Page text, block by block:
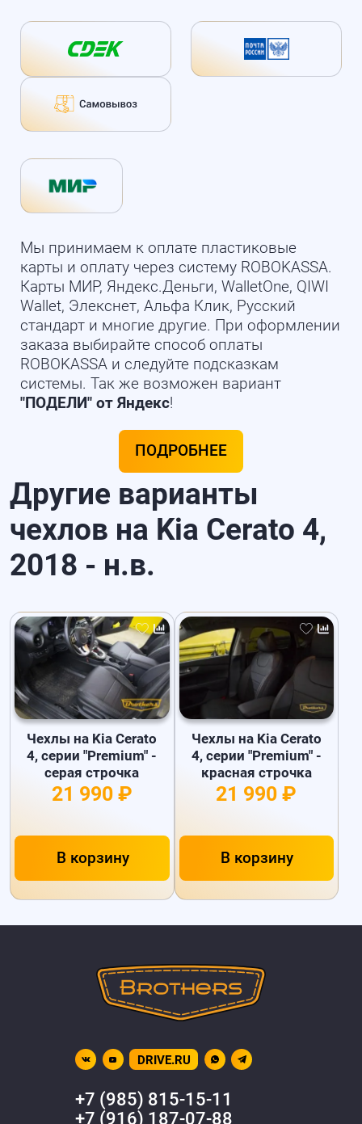
Мы принимаем к оплате пластиковые
карты и оплату через систему ROBOKASSA.
Карты МИР, Яндекс.Деньги, WalletOne, QIWI
Wallet, Элекснет, Альфа Клик, Русский
стандарт и многие другие. При оформлении
заказа выбирайте способ оплаты
ROBOKASSA и следуйте подсказкам
системы. Так же возможен вариант
"ПОДЕЛИ" от Яндекс!
ПОДРОБНЕЕ
Другие варианты
чехлов на Kia Cerato 4,
2018 - н.в.
Чехлы на Kia Cerato
4, серии "Premium" -
серая строчка
21 990 ₽
В корзину
Чехлы на Kia Cerato
4, серии "Premium" -
красная строчка
21 990 ₽
В корзину
DRIVE.RU
+7 (985) 815-15-11
+7 (916) 187-07-88